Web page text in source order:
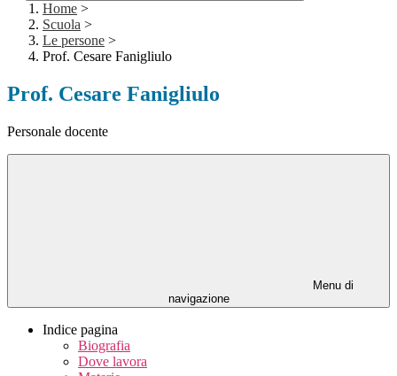
Home >
Scuola >
Le persone >
Prof. Cesare Fanigliulo
Prof. Cesare Fanigliulo
Personale docente
Menu di
navigazione
Indice pagina
Biografia
Dove lavora